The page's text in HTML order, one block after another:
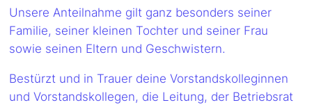
Unsere Anteilnahme gilt ganz besonders seiner
Familie, seiner kleinen Tochter und seiner Frau
sowie seinen Eltern und Geschwistern.
Bestürzt und in Trauer deine Vorstandskolleginnen
und Vorstandskollegen, die Leitung, der Betriebsrat